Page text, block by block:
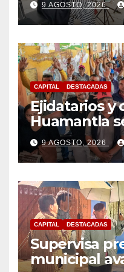
Violoncello;
siguen
9 AGOSTO, 2026
CAPITAL DESTACADAS
Ejidatarios y
Huamantla
Alfonso
su proyecto
9 AGOSTO, 2026
CAPITAL DESTACADAS
Supervisa
municipal